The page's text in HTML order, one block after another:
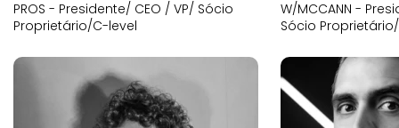
PROS - Presidente/ CEO / VP/ Sócio
Proprietário/C-level
W/MCCANN -
Sócio